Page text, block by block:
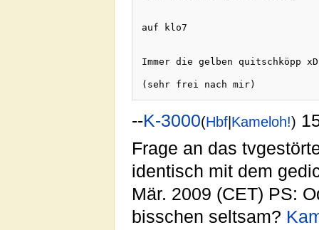
auf klo7
Immer die gelben quitschköpp
--K-3000(Hbf|Kameloh!)
Frage an das
identisch mit dem
Mär. 2009 (CET) PS:
bisschen seltsam?